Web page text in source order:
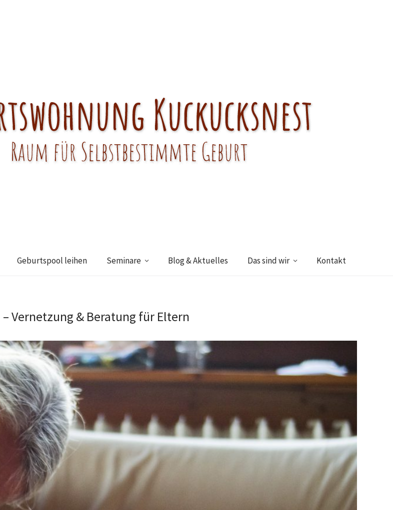
Geburtspool leihen Seminare Blog & Aktuelles Das sind wir Kontakt
Vernetzung & Beratung für Eltern